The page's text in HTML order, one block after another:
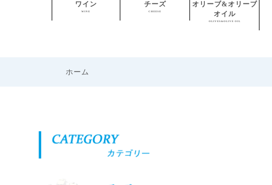
ワイン
WINE
チーズ
CHEESE
オリーブ&オリーブ
オイル
OLIVES&OLIVE OIL
ホーム